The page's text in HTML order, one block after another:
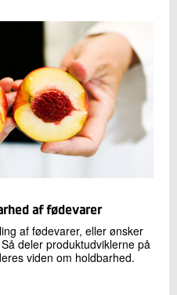
af fødevarer
af fødevarer, eller ønsker
deler produktudviklerne på
viden om holdbarhed.